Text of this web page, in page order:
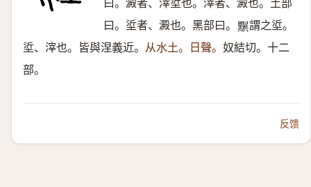
曰。垽者、澱也。黑部曰。 𪑩 謂之垽。
垽、滓也。皆與涅義近。 从水土。日聲。 奴結切。十二
部。
反馈